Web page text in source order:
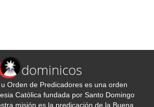
dominicos
Orden de Predicadores es una orden
Católica fundada por Santo Domingo
misión es la predicación de la Buena